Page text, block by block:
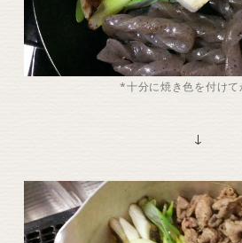
*十分に焼き色を付け
↓